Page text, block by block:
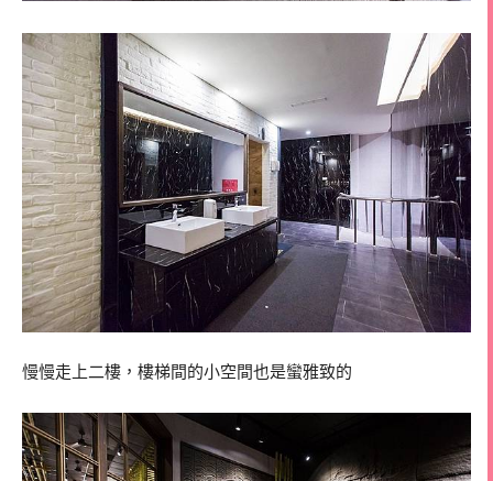
慢慢走上二樓，樓梯間的小空間也是蠻雅致的